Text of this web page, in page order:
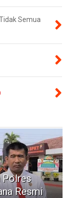
Semua
Polres
Resmi